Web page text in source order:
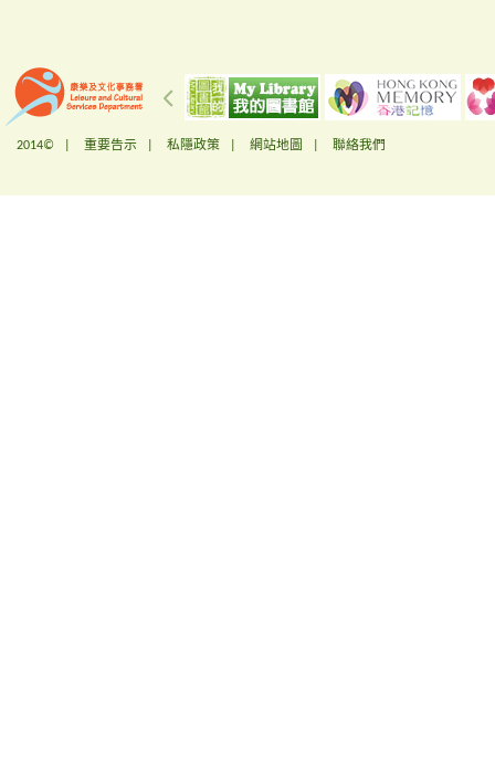
2014© | 重要告示 私隱政策 網站地圖 聯絡我們